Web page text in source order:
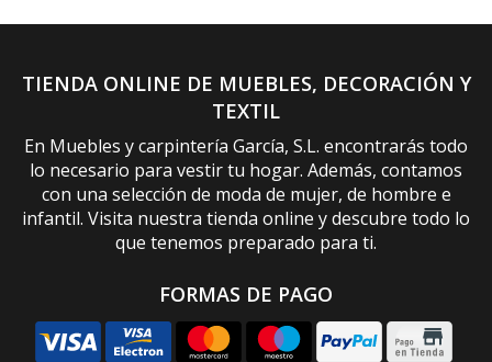
TIENDA ONLINE DE MUEBLES, DECORACIÓN Y
TEXTIL
En Muebles y carpintería García, S.L. encontrarás todo
lo necesario para vestir tu hogar. Además, contamos
con una selección de moda de mujer, de hombre e
infantil. Visita nuestra tienda online y descubre todo lo
que tenemos preparado para ti.
FORMAS DE PAGO